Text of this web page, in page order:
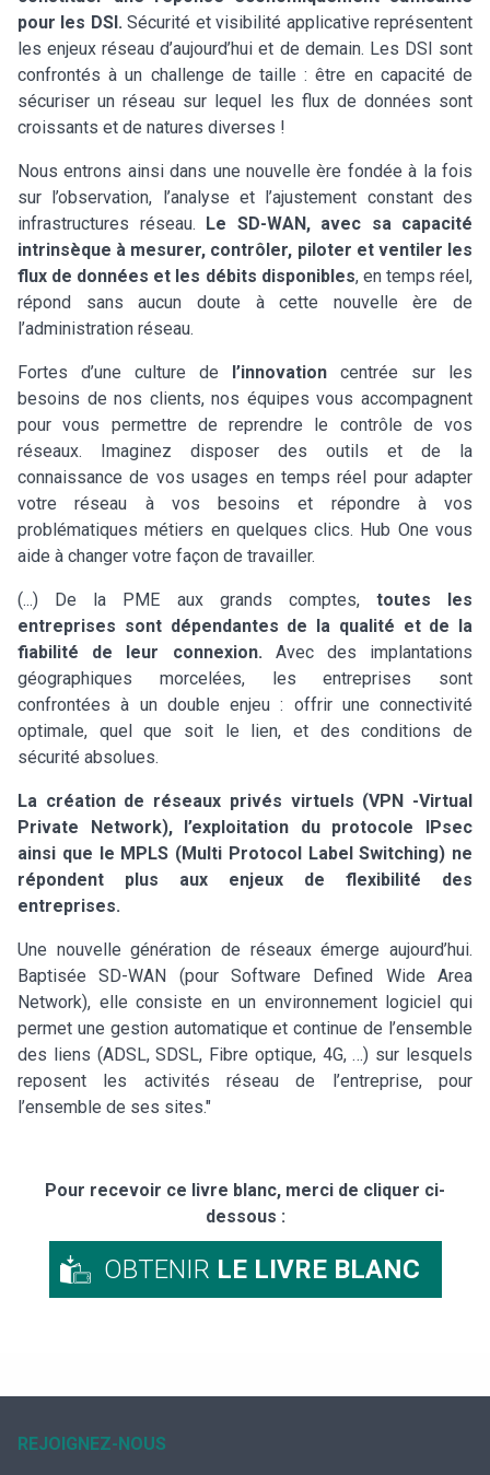
pour les DSI.Sécurité et visibilité applicative représentent
les enjeux réseau d’aujourd’hui et de demain. Les DSI sont
confrontés à un challenge de taille : être en capacité de
sécuriser un réseau sur lequel les flux de données sont
croissants et de natures diverses !
Nous entrons ainsi dans une nouvelle ère fondée à la fois
sur l’observation, l’analyse et l’ajustement constant des
infrastructures réseau. Le SD-WAN, avec sa capacité
intrinsèque à mesurer, contrôler, piloter et ventiler les
flux de données et les débits disponibles, en temps réel,
répond sans aucun doute à cette nouvelle ère de
l’administration réseau.
Fortes d’une culture de l’innovation centrée sur les
besoins de nos clients, nos équipes vous accompagnent
pour vous permettre de reprendre le contrôle de vos
réseaux. Imaginez disposer des outils et de la
connaissance de vos usages en temps réel pour adapter
votre réseau à vos besoins et répondre à vos
problématiques métiers en quelques clics. Hub One vous
aide à changer votre façon de travailler.
(...) De la PME aux grands comptes,toutes les
entreprises sont dépendantes de la qualité et de la
fiabilité de leur connexion. Avec des implantations
géographiques morcelées, les entreprises sont
confrontées à un double enjeu : offrir une connectivité
optimale, quel que soit le lien, et des conditions de
sécurité absolues.
La création de réseaux privés virtuels (VPN -Virtual
Private Network), l’exploitation du protocole IPsec
ainsi que le MPLS (Multi Protocol Label Switching) ne
répondent plus aux enjeux de flexibilité des
entreprises.
Une nouvelle génération de réseaux émerge aujourd’hui.
Baptisée SD-WAN (pour Software Defined Wide Area
Network), elle consiste en un environnement logiciel qui
permet une gestion automatique et continue de l’ensemble
des liens (ADSL, SDSL, Fibre optique, 4G, …) sur lesquels
reposent les activités réseau de l’entreprise, pour
l’ensemble de ses sites."
Pour recevoir ce livre blanc, merci de cliquer ci-
dessous :
OBTENIR LE LIVRE BLANC
REJOIGNEZ-NOUS